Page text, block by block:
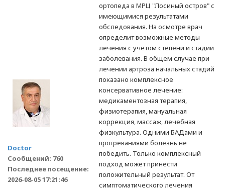
Doctor
Сообщений: 760
Последнее посещение:
2026-08-05 17:21:46
ортопеда в МРЦ "Лосиный остров" с
имеющимися результатами
обследования. На осмотре врач
определит возможные методы
лечения с учетом степени и стадии
заболевания. В общем случае при
лечении артроза начальных стадий
показано комплексное
консервативное лечение:
медикаментозная терапия,
физиотерапия, мануальная
коррекция, массаж, лечебная
физкультура. Одними БАДами и
прогреваниями болезнь не
победить. Только комплексный
подход может принести
положительный результат. От
симптоматического лечения